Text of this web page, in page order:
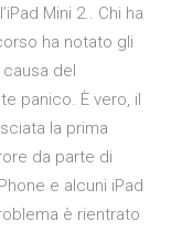
Mini 2.. Chi ha
ha notato gli
del
panico. È vero, il
la prima
da parte di
e alcuni iPad
è rientrato